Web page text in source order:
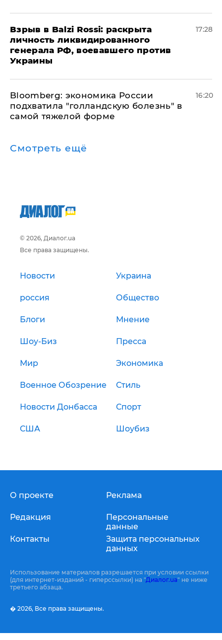
​Взрыв в Balzi Rossi: раскрыта
личность ликвидированного
генерала РФ, воевавшего против
Украины
17:28
Bloomberg: экономика России
подхватила "голландскую болезнь" в
самой тяжелой форме
16:20
Смотреть ещё
© 2026, Диалог.ua
Все права защищены.
Новости Украина
россия Общество
Блоги Мнение
Шоу-Биз Пресса
Мир Экономика
Военное Обозрение Стиль
Новости Донбасса Спорт
США Шоубиз
О проекте
Редакция
Контакты
Реклама
Персональные
данные
Защита персональных
данных
Использование материалов разрешается при условии ссылки
(для интернет-изданий - гиперссылки) на "Диалог.ua" не ниже
третьего абзаца.
� 2026, Все права защищены.